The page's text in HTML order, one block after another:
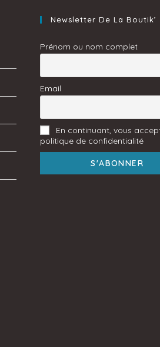
Newsletter De La Boutik’
Prénom ou nom complet
Email
En continuant, vous
politique de confidentialité